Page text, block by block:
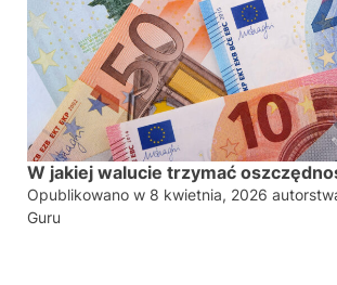
W jakiej walucie trzymać
Opublikowano w 8 kwietnia, 2026
Guru